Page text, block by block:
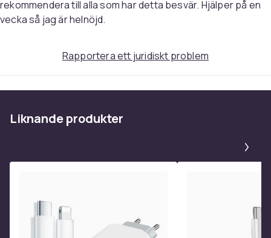
Kategorier: hallux, valgus, tåskiljare, tåseparerare,
tådelare,tåspridare, problem med hallux valgus, sned
Vikt, gram
Artikel.nr.
Produktsäkerhetsinformation
rekommendera till alla som har detta besvär. Hjälper på en
vecka så jag är helnöjd.
Rapportera ett juridiskt problem
Liknande produkter